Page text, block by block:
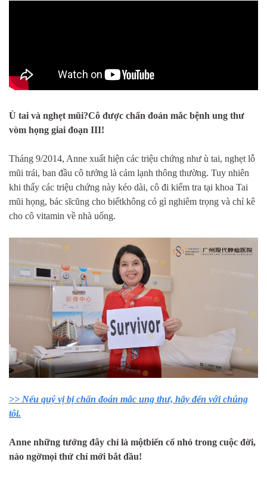
Ù tai và nghẹt mũi?Cô được chẩn đoán mắc bệnh ung thư
vòm họng giai đoạn III!
Tháng 9/2014, Anne xuất hiện các triệu chứng như ù tai, nghẹt lỗ
mũi trái, ban đầu cô tưởng là cảm lạnh thông thường. Tuy nhiên
khi thấy các triệu chứng này kéo dài, cô đi kiểm tra tại khoa Tai
mũi họng, bác sĩcũng cho biếtkhông có gì nghiêm trọng và chỉ kê
cho cô vitamin về nhà uống.
>> Nếu quý vị bị chẩn đoán mắc ung thư, hãy đến với chúng
tôi.
Anne những tưởng đây chỉ là mộtbiến cố nhỏ trong cuộc đời,
nào ngờmọi thứ chỉ mới bắt đầu!